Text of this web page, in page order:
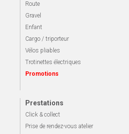
Route
Gravel
Enfant
Cargo / triporteur
Vélos pliables
Trotinettes électriques
Promotions
Prestations
Click & collect
Prise de rendez-vous atelier